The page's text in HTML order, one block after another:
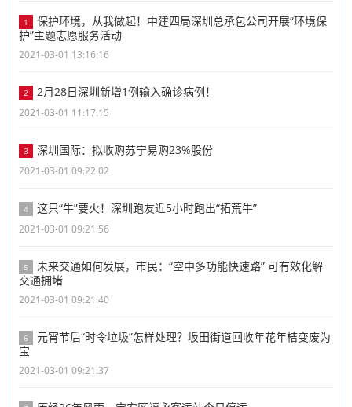
1
保护环境，从我做起！中建四局深圳总承包公司开展“环境保
护”主题志愿服务活动
2021-03-01 13:16:16
2 2月28日深圳新增1例输入确诊病例！
2021-03-01 11:17:15
3 深圳国际：拟收购苏宁易购23%股份
2021-03-01 09:22:02
4 这只“牛”要火！深圳跑友近5小时跑出“拓荒牛”
2021-03-01 09:21:56
5
未来交通如何发展，市民：“空中多功能快速路” 可有效化解
交通拥堵
2021-03-01 09:21:40
6
元宵节后“时令垃圾”怎样处理？坂田街道回收年花年桔变废为
宝
2021-03-01 09:21:37